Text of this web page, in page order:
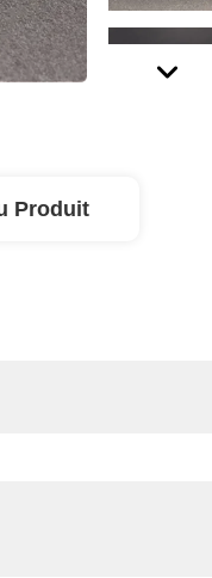
Produit